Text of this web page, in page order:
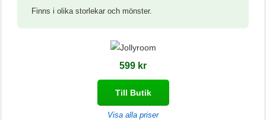
Finns i olika storlekar och mönster.
599 kr
Till Butik
Visa alla priser